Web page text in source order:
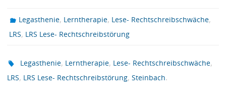
Legasthenie, Lerntherapie, Lese- Rechtschreibschwäche,
LRS, LRS Lese- Rechtschreibstörung
Legasthenie, Lerntherapie, Lese- Rechtschreibschwäche,
LRS, LRS Lese- Rechtschreibstörung, Steinbach.